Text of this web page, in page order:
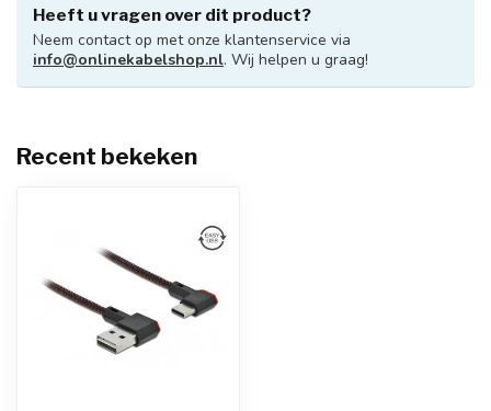
Heeft u vragen over dit product?
Neem contact op met onze klantenservice via
info@onlinekabelshop.nl. Wij helpen u graag!
Recent bekeken